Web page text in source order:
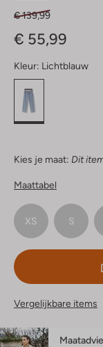
€ 139,99
€ 55,99
Kleur: Lichtblauw
Kies je maat: Dit
Maattabel
XS S
Vergelijkbare items